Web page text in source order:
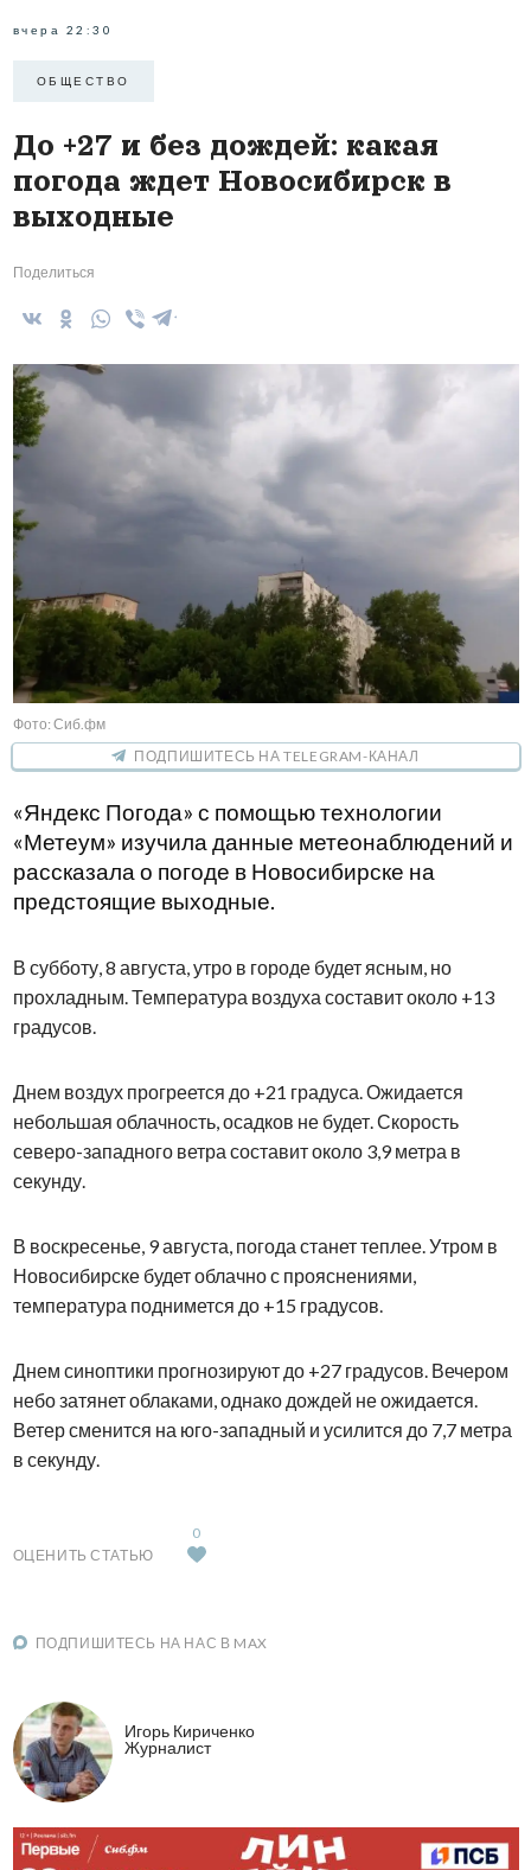
вчера 22:30
ОБЩЕСТВО
До +27 и без дождей: какая
погода ждет Новосибирск в
выходные
Поделиться
Фото: Сиб.фм
ПОДПИШИТЕСЬ НА TELEGRAM-КАНАЛ
«Яндекс Погода» с помощью технологии
«Метеум» изучила данные метеонаблюдений и
рассказала о погоде в Новосибирске на
предстоящие выходные.
В субботу, 8 августа, утро в городе будет ясным, но
прохладным. Температура воздуха составит около +13
градусов.
Днем воздух прогреется до +21 градуса. Ожидается
небольшая облачность, осадков не будет. Скорость
северо-западного ветра составит около 3,9 метра в
секунду.
В воскресенье, 9 августа, погода станет теплее. Утром в
Новосибирске будет облачно с прояснениями,
температура поднимется до +15 градусов.
Днем синоптики прогнозируют до +27 градусов. Вечером
небо затянет облаками, однако дождей не ожидается.
Ветер сменится на юго-западный и усилится до 7,7 метра
в секунду.
ОЦЕНИТЬ СТАТЬЮ
0
ПОДПИШИТЕСЬ НА НАС В MAX
Игорь Кириченко
Журналист